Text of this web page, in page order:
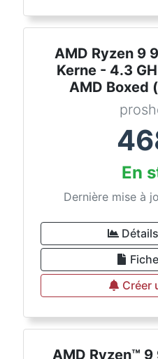
AMD Ryzen 9
Kerne - 4.3
AMD Boxed
En
Dernière mise à
Créer
AMD Ryzen™